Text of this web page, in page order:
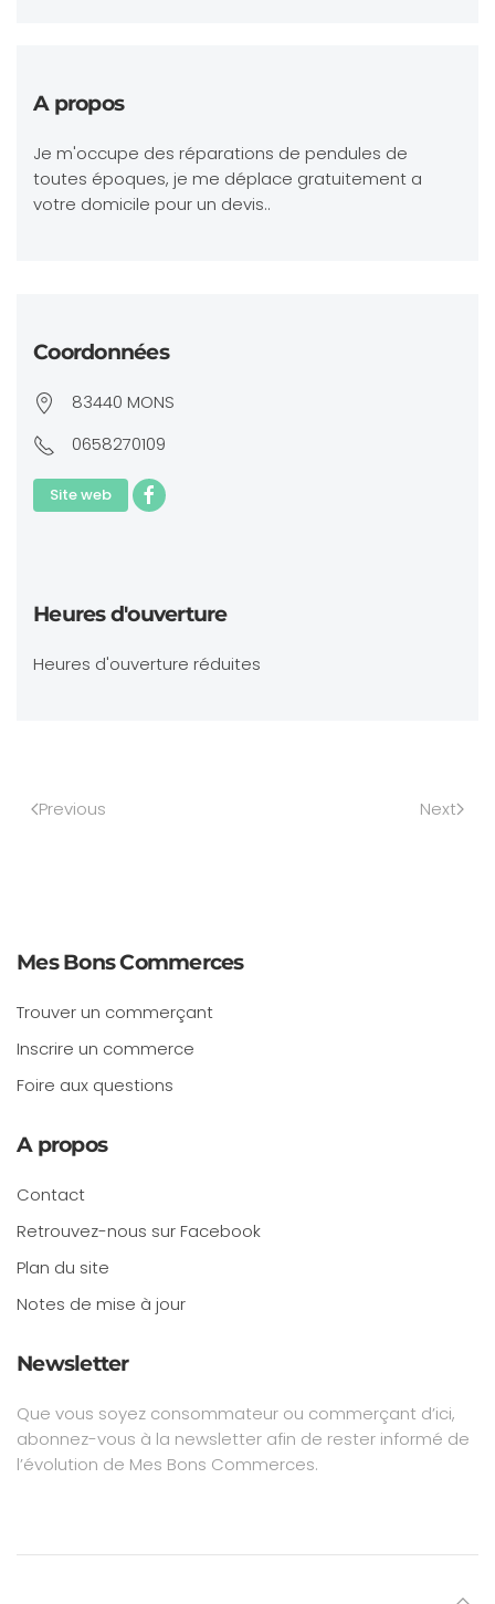
A propos
Je m'occupe des réparations de pendules de
toutes époques, je me déplace gratuitement a
votre domicile pour un devis..
Coordonnées
83440 MONS
0658270109
Site web
Heures d'ouverture
Heures d'ouverture réduites
Previous Next
Mes Bons Commerces
Trouver un commerçant
Inscrire un commerce
Foire aux questions
A propos
Contact
Retrouvez-nous sur Facebook
Plan du site
Notes de mise à jour
Newsletter
Que vous soyez consommateur ou commerçant d’ici,
abonnez-vous à la newsletter afin de rester informé de
l’évolution de Mes Bons Commerces.